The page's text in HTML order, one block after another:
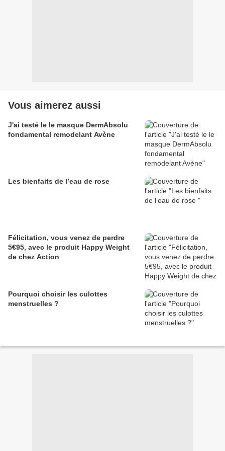
Vous aimerez aussi
J'ai testé le le masque DermAbsolu
fondamental remodelant Avène
Les bienfaits de l’eau de rose
Félicitation, vous venez de perdre
5€95, avec le produit Happy Weight
de chez Action
Pourquoi choisir les culottes
menstruelles ?